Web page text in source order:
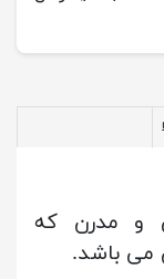
و مدرن که
می باشد.